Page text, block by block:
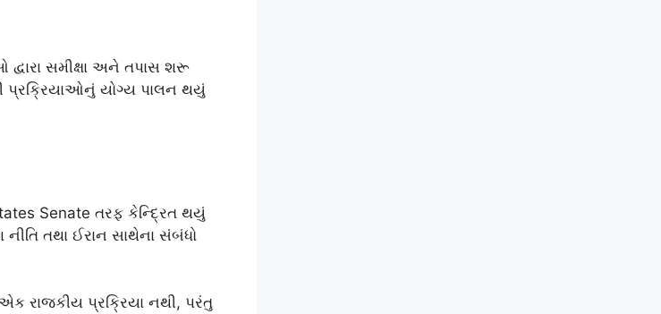
સમીક્ષા અને તપાસ શરૂ
પ્રક્રિયાઓનું યોગ્ય પાલન થયું
Senate તરફ કેન્દ્રિત થયું
તથા ઈરાન સાથેના સંબંધો
રાજકીય પ્રક્રિયા નથી, પરંતુ